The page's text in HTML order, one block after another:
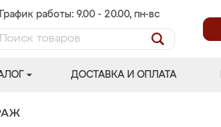
График работы: 9.00 - 20.00, пн-вс
ДОСТАВКА И ОПЛАТА